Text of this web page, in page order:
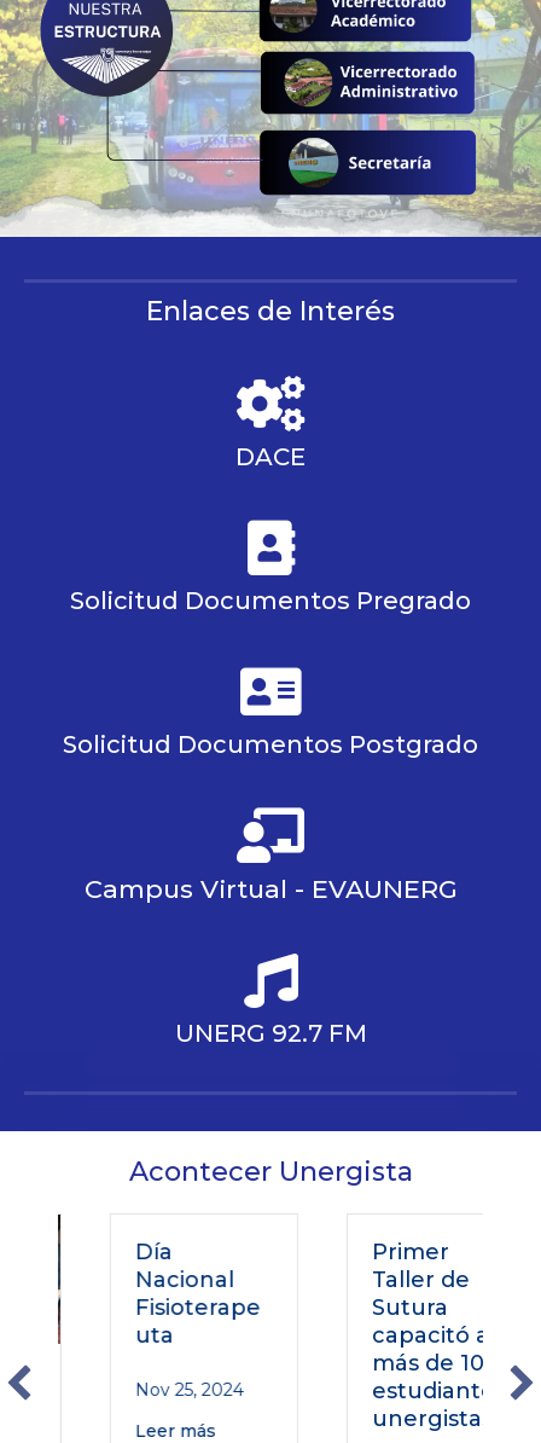
Enlaces de Interés
DACE
Solicitud Documentos Pregrado
Solicitud Documentos Postgrado
Campus Virtual - EVAUNERG
UNERG 92.7 FM
Acontecer Unergista
Día
Nacional
Fisioterape
uta
Nov 25, 2024
Leer más
Primer
Taller de
Sutura
capacitó a
más de 100
estudiantes
unergistas